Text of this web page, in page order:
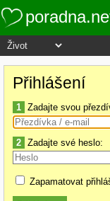
Přihlášení
1 Zadajte svou
2 Zadajte své heslo:
Zapamatovat